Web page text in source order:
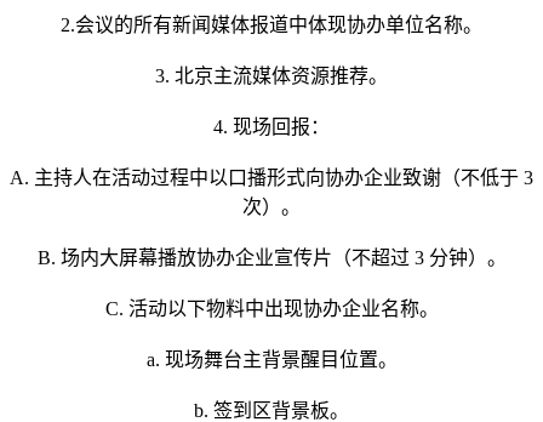
2.会议的所有新闻媒体报道中体现协办单位名称。
3. 北京主流媒体资源推荐。
4. 现场回报：
A. 主持人在活动过程中以口播形式向协办企业致谢（不低于 3
次）。
B. 场内大屏幕播放协办企业宣传片（不超过 3 分钟）。
C. 活动以下物料中出现协办企业名称。
a. 现场舞台主背景醒目位置。
b. 签到区背景板。